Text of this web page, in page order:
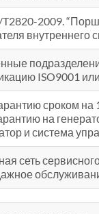
T2820-2009.
внутреннего
ISO9001
сроком на
на
и система
сеть